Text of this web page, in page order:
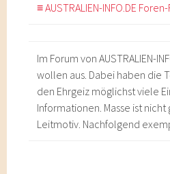
≡ AUSTRALIEN-INFO.DE
Im Forum von AUSTRALIEN-
wollen aus. Dabei haben die
den Ehrgeiz möglichst viele
Informationen. Masse ist
Leitmotiv. Nachfolgend